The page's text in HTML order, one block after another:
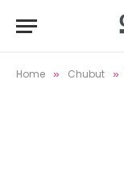
Home » Chubut »